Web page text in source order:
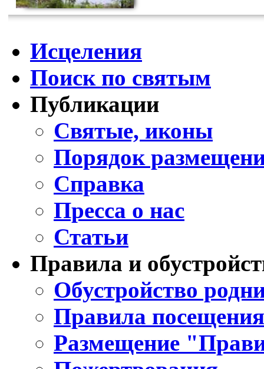
Исцеления
Поиск по святым
Публикации
Святые, иконы
Порядок
Справка
Пресса о нас
Статьи
Правила и
Обустройство
Правила
Размещение